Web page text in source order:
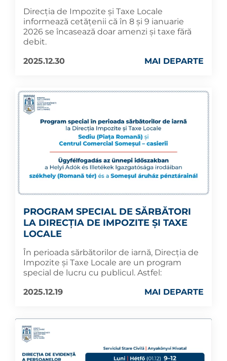
Direcția de Impozite și Taxe Locale
informează cetățenii că în 8 și 9 ianuarie
2026 se încasează doar amenzi și taxe fără
debit.
2025.12.30
MAI DEPARTE
PROGRAM SPECIAL DE SĂRBĂTORI
LA DIRECȚIA DE IMPOZITE ȘI TAXE
LOCALE
În perioada sărbătorilor de iarnă, Direcția de
Impozite și Taxe Locale are un program
special de lucru cu publicul. Astfel:
2025.12.19
MAI DEPARTE